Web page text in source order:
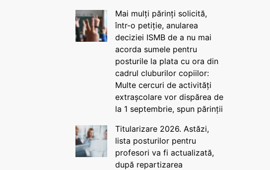
Mai mulți părinți solicită,
într-o petiție, anularea
deciziei ISMB de a nu mai
acorda sumele pentru
posturile la plata cu ora din
cadrul cluburilor copiilor:
Multe cercuri de activități
extrașcolare vor dispărea de
la 1 septembrie, spun părinții
Titularizare 2026. Astăzi,
lista posturilor pentru
profesori va fi actualizată,
după repartizarea